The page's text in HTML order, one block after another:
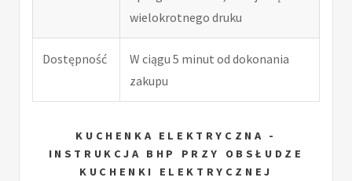
wielokrotnego druku
Dostępność
W ciągu 5 minut od dokonania
zakupu
KUCHENKA ELEKTRYCZNA -
INSTRUKCJA BHP PRZY OBSŁUDZE
KUCHENKI ELEKTRYCZNEJ